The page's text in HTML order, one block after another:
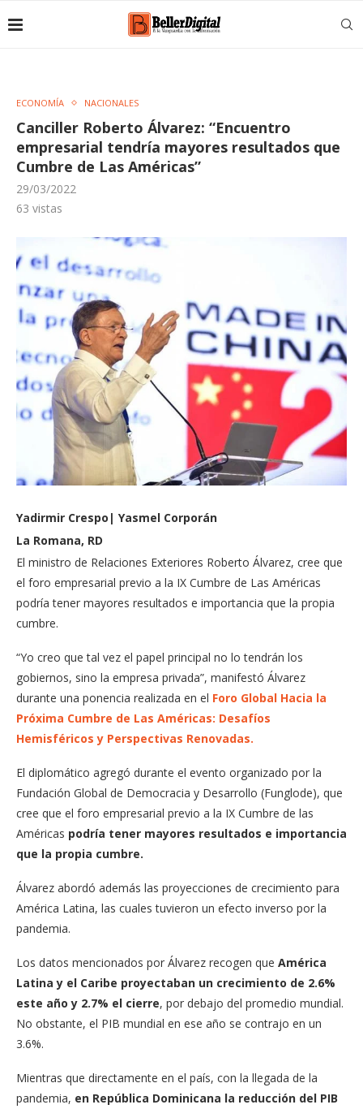
ECONOMÍA NACIONALES
Canciller Roberto Álvarez: “Encuentro
empresarial tendría mayores resultados que
Cumbre de Las Américas”
29/03/2022
63 vistas
Yadirmir Crespo| Yasmel Corporán
La Romana, RD
El ministro de Relaciones Exteriores Roberto Álvarez, cree que
el foro empresarial previo a la IX Cumbre de Las Américas
podría tener mayores resultados e importancia que la propia
cumbre.
“Yo creo que tal vez el papel principal no lo tendrán los
gobiernos, sino la empresa privada”, manifestó Álvarez
durante una ponencia realizada en el Foro Global Hacia la
Próxima Cumbre de Las Américas: Desafíos
Hemisféricos y Perspectivas Renovadas.
El diplomático agregó durante el evento organizado por la
Fundación Global de Democracia y Desarrollo (Funglode), que
cree que el foro empresarial previo a la IX Cumbre de las
Américas podría tener mayores resultados e importancia
que la propia cumbre.
Álvarez abordó además las proyecciones de crecimiento para
América Latina, las cuales tuvieron un efecto inverso por la
pandemia.
Los datos mencionados por Álvarez recogen que América
Latina y el Caribe proyectaban un crecimiento de 2.6%
este año y 2.7% el cierre, por debajo del promedio mundial.
No obstante, el PIB mundial en ese año se contrajo en un
3.6%.
Mientras que directamente en el país, con la llegada de la
pandemia, en República Dominicana la reducción del PIB